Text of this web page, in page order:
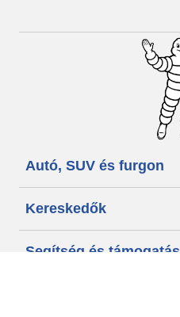
Autó, SUV és furgon
Kereskedők
Segítség és támogatás